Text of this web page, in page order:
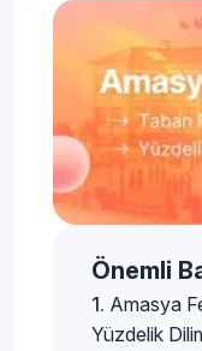
Önemli
Amasya
Yüzdelik